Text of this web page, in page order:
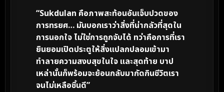
“Sukdulan คือภาพสะท้อนอันเจ็บปวดของ
การทรยศ… มันบอกเราว่าสิ่งที่น่ากลัวที่สุดใน
การนอกใจ ไม่ใช่การถูกจับได้ ทว่าคือการที่เรา
ยินยอมเปิดประตูให้สิ่งแปลกปลอมเข้ามา
ทำลายความสงบสุขในใจ และสุดท้าย บาป
เหล่านั้นก็พร้อมจะย้อนกลับมากัดกินชีวิตเรา
จนไม่เหลือชิ้นดี”